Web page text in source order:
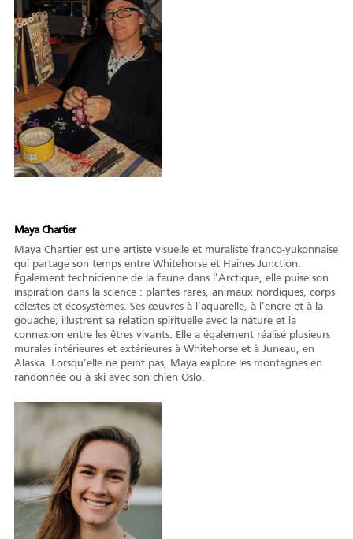
Maya Chartier
Maya Chartier est une artiste visuelle et muraliste franco-yukonnaise
qui partage son temps entre Whitehorse et Haines Junction.
Également technicienne de la faune dans l’Arctique, elle puise son
inspiration dans la science : plantes rares, animaux nordiques, corps
célestes et écosystèmes. Ses œuvres à l’aquarelle, à l’encre et à la
gouache, illustrent sa relation spirituelle avec la nature et la
connexion entre les êtres vivants. Elle a également réalisé plusieurs
murales intérieures et extérieures à Whitehorse et à Juneau, en
Alaska. Lorsqu’elle ne peint pas, Maya explore les montagnes en
randonnée ou à ski avec son chien Oslo.